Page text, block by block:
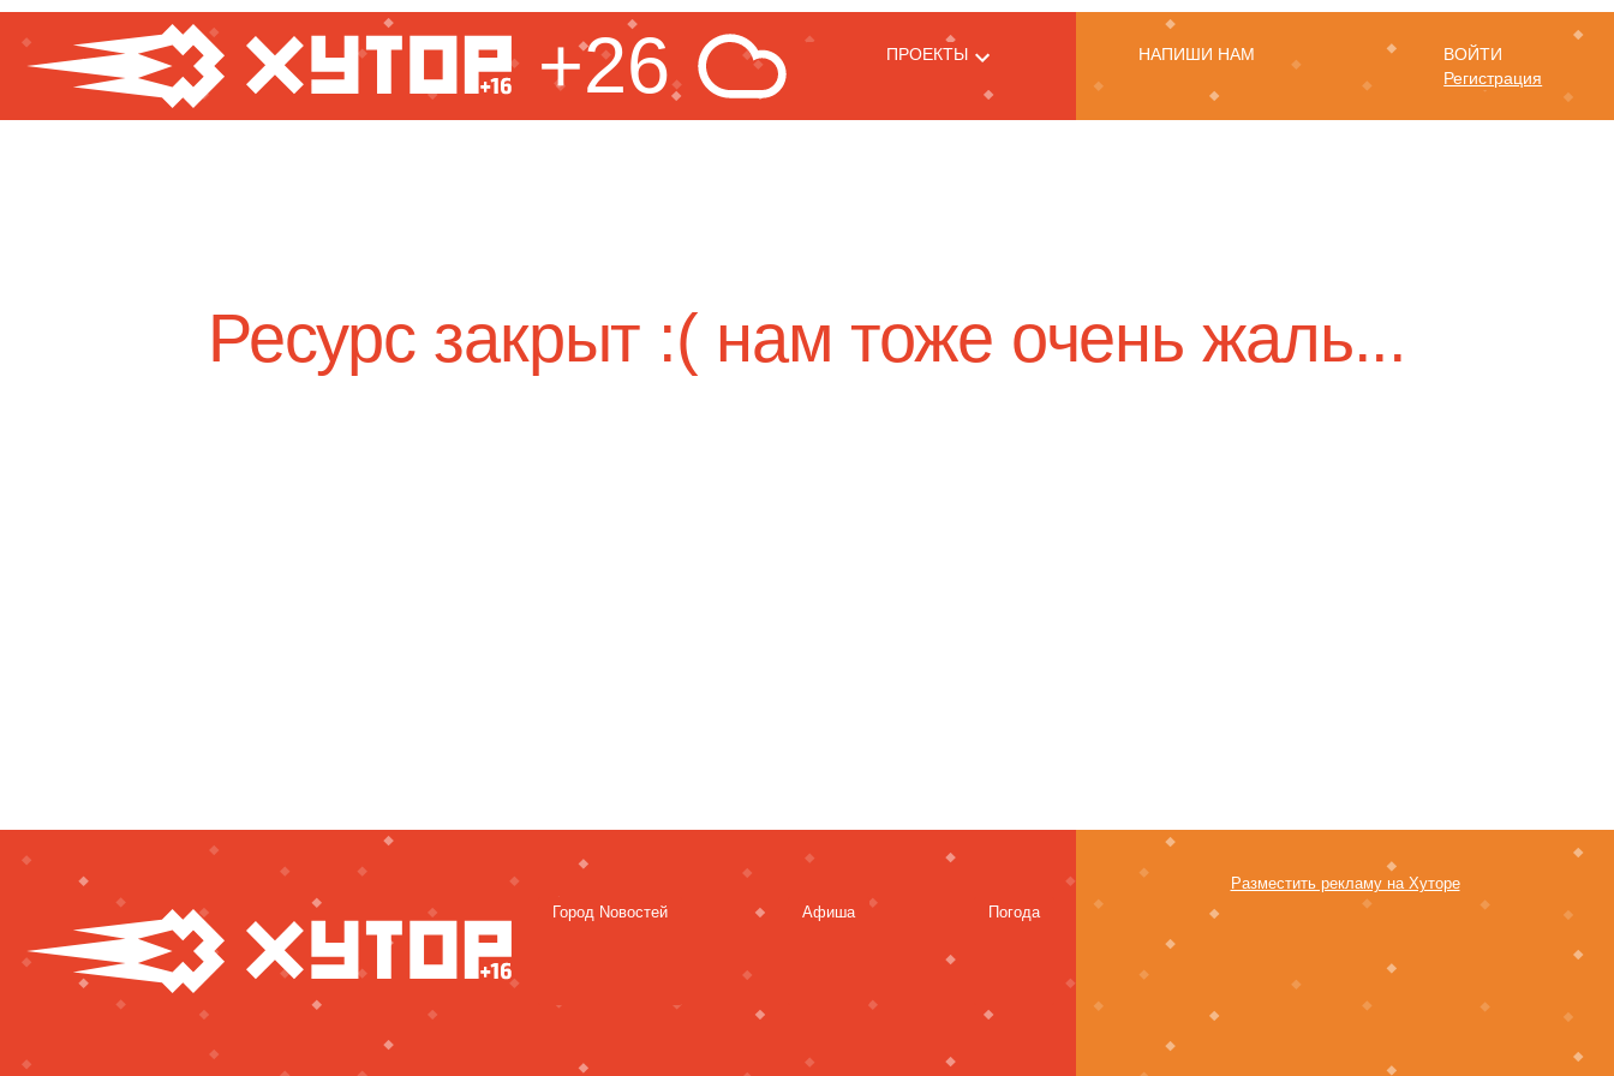
+26 ПРОЕКТЫ НАПИШИ НАМ
ВОЙТИ
Регистрация
Ресурс закрыт :( нам тоже очень жаль...
Город Nовостей Афиша Погода
Разместить рекламу на Хуторе